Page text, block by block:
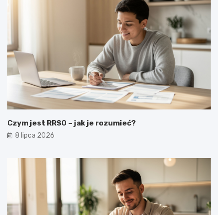
Czym jest RRSO – jak je rozumieć?
8 lipca 2026